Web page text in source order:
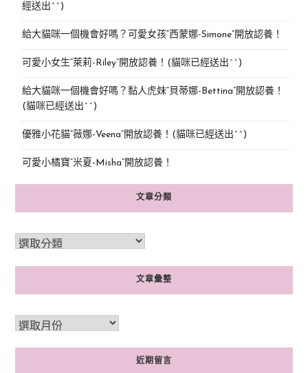
經送出^^)
給大貓咪一個機會好嗎？可愛女孩“西蒙娜-Simone“開放認養！
可愛小女生“萊莉-Riley”開放認養！(貓咪已經送出^^)
給大貓咪一個機會好嗎？黏人虎妹“貝蒂娜-Bettina”開放認養！
(貓咪已經送出^^)
優雅小花貓“薇娜-Veena”開放認養！(貓咪已經送出^^)
可愛小橘寶”米夏-Misha”開放認養！
文章分類
文章彙整
近期留言